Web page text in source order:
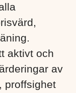
aktivt och
av
proffsighet